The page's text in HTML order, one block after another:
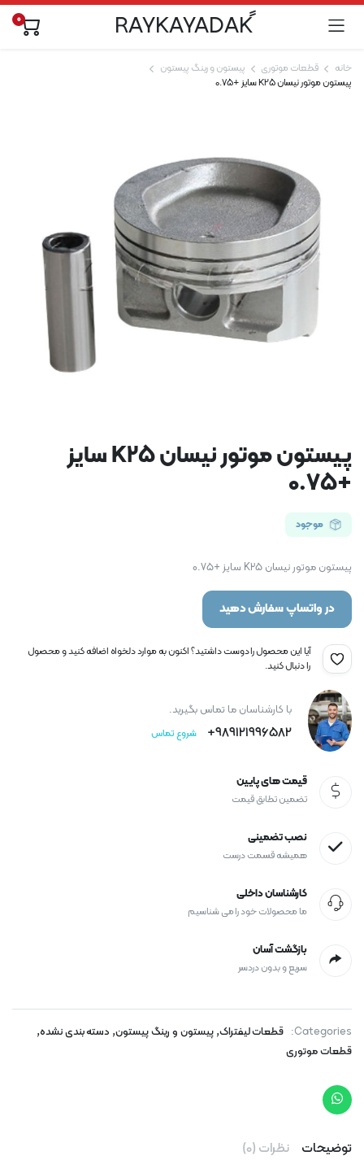
ًRAYKAYADAK 0
خانه قطعات موتوری
پیستون و رینگ پیستون
پیستون موتور نیسان K25 سایز +0.75
پیستون موتور نیسان K25 سایز
+0.75
موجود
پیستون موتور نیسان K25 سایز +0.75
در واتساپ سفارش دهید
آیا این محصول را دوست داشتید؟ اکنون به موارد دلخواه اضافه کنید و محصول
را دنبال کنید.
با کارشناسان ما تماس بگیرید.
989121996582+ شروع تماس
قیمت های پایین
تضمین تطابق قیمت
نصب تضمینی
همیشه قسمت درست
کارشناسان داخلی
ما محصولات خود را می شناسیم
بازگشت آسان
سریع و بدون دردسر
Categories: قطعات لیفتراک,پیستون و رینگ پیستون, دسته بندی نشده,
قطعات موتوری
توضیحات نظرات (0)